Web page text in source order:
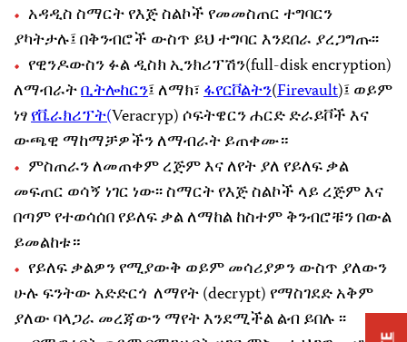
አዳዲስ ስማርት የእጅ ስልኮች የመመስጠር ተግባርን
ያካትታሉ፤ በቅንብሮች ውስጥ ይህ ተግባር እንደበራ ያረጋግጡ፡፡
የዊንዶውስን ፉል ዲስክ ኢንክሪፕሽን(full-disk encryption)
ለማብራትቢትሎከርን፤ ለማክ፣ፋየርቮልትን(Firevault)፤ ወይም
ነፃየቬራክሪፕት(Veracryp) ሶፍትዌርን ሐርድ ድራይቮች እና
ውጫዊ ማከማቻዎችን ለማብራት ይጠቀሙ።
ምስጠራን ለመጠቀም ረጅም እና ለየት ያለ የይለፍ ቃል
መፍጠር ወሳኝ ነገር ነው፡፡ ስማርት የእጅ ስልኮች ላይ ረጅም እና
በጣም የተወሳሰበ የይለፍ ቃል ለማከል ከስተም ቅንብሮቹን በውል
ይመልከቱ።
የይለፍ ቃልዎን የሚያውቅ ወይም መሳሪያዎን ውስጥ ያለውን
ሁሉ ፍንትው አድድርጎ ለማየት (decrypt) የማስገደድ አቅም
ያለው ባላጋራ መረጃውን ማየት እንደሚችል ልብ ይበሉ ፡፡